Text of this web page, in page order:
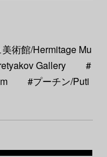
術館/Hermitage Mu
Gallery
#
#プーチン/Puti